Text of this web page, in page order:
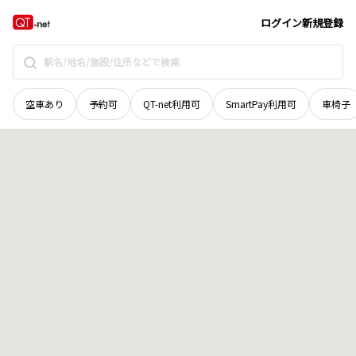
ログイン新規登録
空車あり 予約可 QT-net利用可 SmartPay利用可 車椅子
宮城県